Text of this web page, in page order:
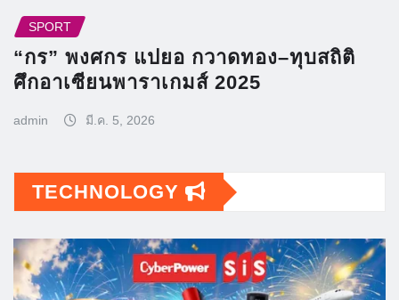
SPORT
“กร” พงศกร แปยอ กวาดทอง–ทุบสถิติ
ศึกอาเซียนพาราเกมส์ 2025
admin มี.ค. 5, 2026
TECHNOLOGY